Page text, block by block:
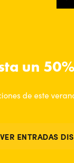
un
de este verano
VER ENTRADAS